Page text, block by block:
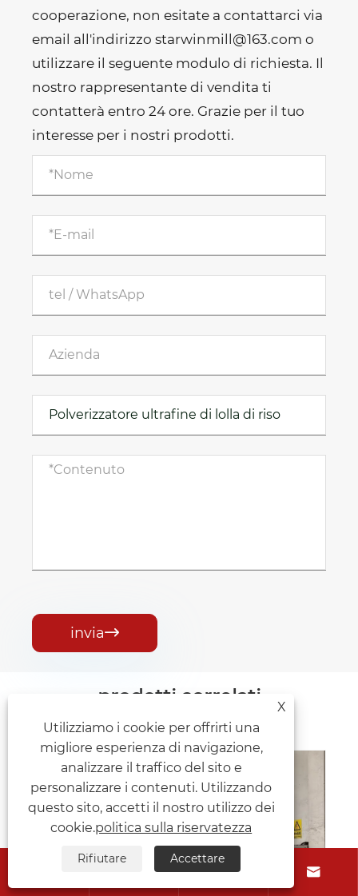
cooperazione, non esitate a contattarci via
email all'indirizzo starwinmill@163.com o
utilizzare il seguente modulo di richiesta. Il
nostro rappresentante di vendita ti
contatterà entro 24 ore. Grazie per il tuo
interesse per i nostri prodotti.
invia
prodotti correlati
 
X
Utilizziamo i cookie per offrirti una
migliore esperienza di navigazione,
analizzare il traffico del sito e
personalizzare i contenuti. Utilizzando
questo sito, accetti il ​​nostro utilizzo dei
cookie.politica sulla riservatezza
Rifiutare Accettare